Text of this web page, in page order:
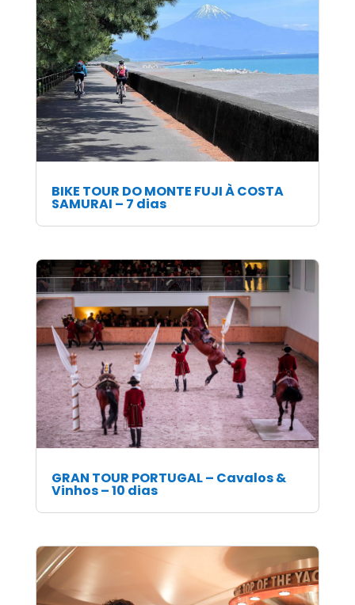
BIKE TOUR DO MONTE FUJI À COSTA
SAMURAI – 7 dias
GRAN TOUR PORTUGAL – Cavalos &
Vinhos – 10 dias